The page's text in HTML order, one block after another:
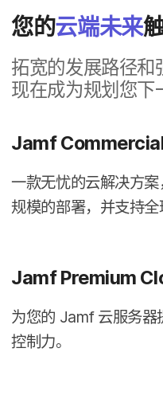
您​的云端​未来
拓宽​的​发展​路径​和​
现在​成为​规划​您​下​
Jamf
一​款​无忧​的​云解​决​方
规模​的​部署，​并​支持​全
Jamf Premium
为​您​的 Jamf 云​服务器​
控制力。